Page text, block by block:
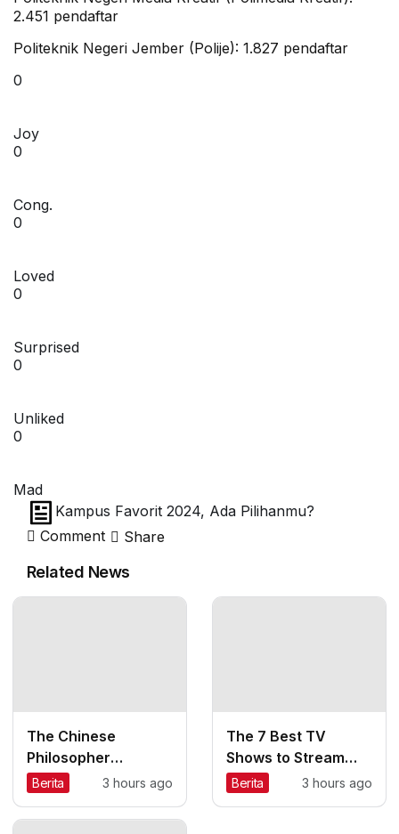
2.451 pendaftar
Politeknik Negeri Jember (Polije): 1.827 pendaftar
0
Joy
0
Cong.
0
Loved
0
Surprised
0
Unliked
0
Mad
Kampus Favorit 2024, Ada Pilihanmu?
Comment
Share
Related News
The Chinese
Philosopher
Americans Can’t
Berita 3 hours ago
The 7 Best TV
Shows to Stream
This Month
Berita 3 hours ago